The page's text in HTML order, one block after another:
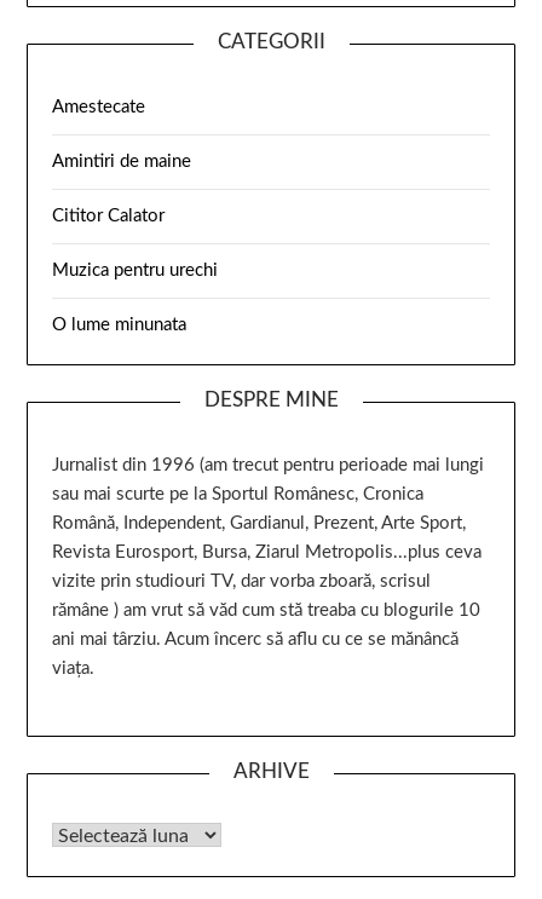
CATEGORII
Amestecate
Amintiri de maine
Cititor Calator
Muzica pentru urechi
O lume minunata
DESPRE MINE
Jurnalist din 1996 (am trecut pentru perioade mai lungi
sau mai scurte pe la Sportul Românesc, Cronica
Română, Independent, Gardianul, Prezent, Arte Sport,
Revista Eurosport, Bursa, Ziarul Metropolis...plus ceva
vizite prin studiouri TV, dar vorba zboară, scrisul
rămâne ) am vrut să văd cum stă treaba cu blogurile 10
ani mai târziu. Acum încerc să aflu cu ce se mănâncă
viața.
ARHIVE